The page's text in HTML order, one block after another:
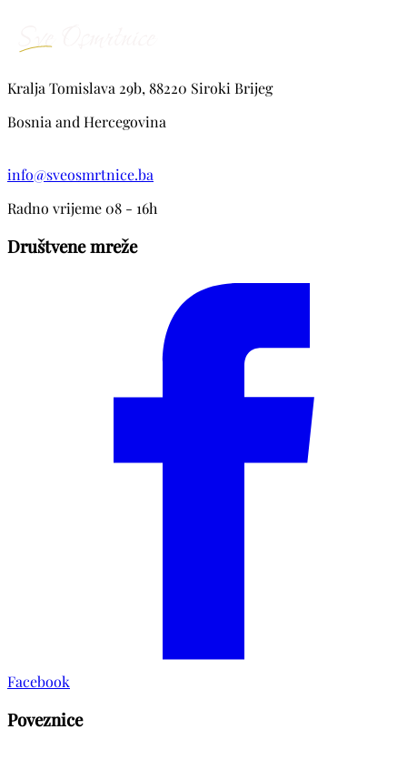
Kralja Tomislava 29b, 88220 Siroki Brijeg
Bosnia and Hercegovina
info@sveosmrtnice.ba
Radno vrijeme 08 - 16h
Društvene mreže
Facebook
Poveznice